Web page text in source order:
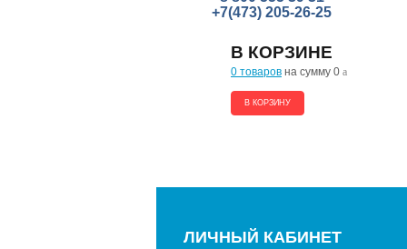
+7(473) 205-26-25
В КОРЗИНЕ
0 товаров на сумму 0 a
В КОРЗИНУ
ЛИЧНЫЙ КАБИНЕТ